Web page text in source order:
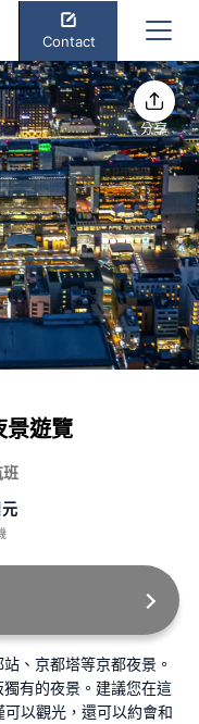
Contact
分享
景遊覽
班
元
、京都塔等京都夜景。
有的夜景。建議您在這
以觀光，還可以約會和